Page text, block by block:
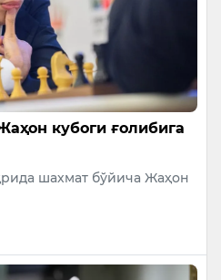
кубоги ғолибига
шахмат бўйича Жаҳон